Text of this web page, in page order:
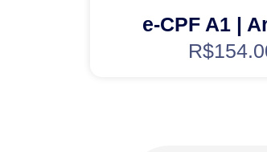
e-CPF A1 |
R$